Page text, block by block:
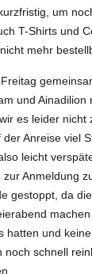
um
T-Shirts und
mehr
und Ainadilion
es leider nicht
Anreise viel
leicht
zur Anmeldung
gestoppt, da
hatten und
noch schnell